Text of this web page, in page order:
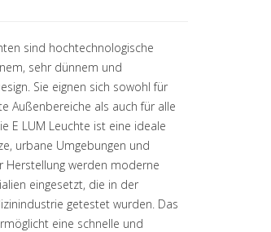
sind hochtechnologische
sehr dünnem und
Sie eignen sich sowohl für
Außenbereiche als auch für alle
E LUM Leuchte ist eine ideale
urbane Umgebungen und
Herstellung werden moderne
eingesetzt, die in der
getestet wurden. Das
eine schnelle und